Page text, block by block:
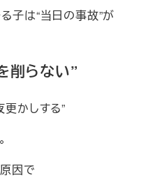
子は“当日の事故”が
削らない”
かしする”
因で